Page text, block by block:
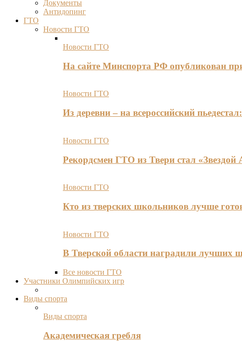
Документы
Антидопинг
ГТО
Новости ГТО
Новости ГТО
На сайте Минспорта РФ опубликован
Новости ГТО
Из деревни – на всероссийский
Новости ГТО
Рекордсмен ГТО из Твери стал «Звездой
Новости ГТО
Кто из тверских школьников лучше
Новости ГТО
В Тверской области наградили
Все новости ГТО
Участники Олимпийских игр
Виды спорта
Виды спорта
Академическая гребля